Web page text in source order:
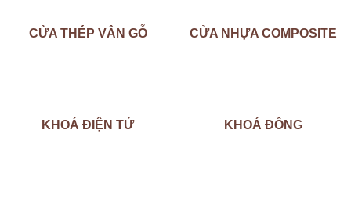
CỬA THÉP VÂN GỖ CỬA NHỰA COMPOSITE
KHOÁ ĐIỆN TỬ KHOÁ ĐỒNG